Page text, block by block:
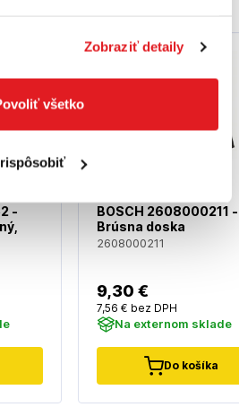
Zobraziť detaily
všetko
-
BOSCH 2608000211 -
Brúsna doska
2608000211
9,30 €
7,56 € bez DPH
Na externom sklade
Do košíka